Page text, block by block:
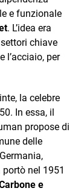
e funzionale
. L’idea era
chiave
l’acciaio, per
la celebre
In essa, il
propose di
delle
nel 1951
e